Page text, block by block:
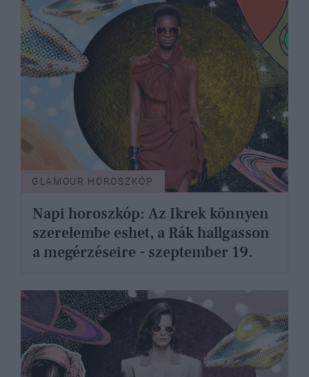
GLAMOUR HOROSZKÓP
Napi horoszkóp: Az Ikrek könnyen
szerelembe eshet, a Rák hallgasson
a megérzéseire - szeptember 19.